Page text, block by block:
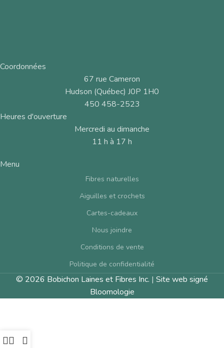
Coordonnées
67 rue Cameron
Hudson (Québec) J0P 1H0
450 458-2523
Heures d'ouverture
Mercredi au dimanche
11 h à 17 h
Menu
Fibres naturelles
Aiguilles et crochets
Cartes-cadeaux
Nous joindre
Conditions de vente
Politique de confidentialité
© 2026 Bobichon Laines et Fibres Inc. | Site web signé
Bloomologie